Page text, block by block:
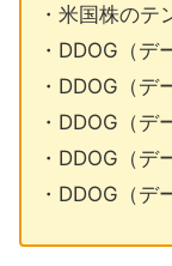
・米国株のテ
・DDOG（デ
・DDOG（デ
・DDOG（デ
・DDOG（デ
・DDOG（